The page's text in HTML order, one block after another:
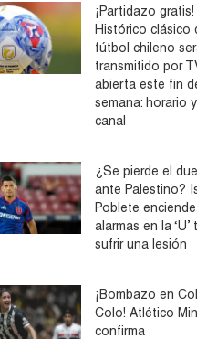
¡Partidazo gratis!
Histórico clásico
fútbol chileno
transmitido por
abierta este fin
semana: horario y
canal
¿Se pierde el
ante Palestino?
Poblete
alarmas en la ‘U’
sufrir una lesión
¡Bombazo en
Colo! Atlético
confirma